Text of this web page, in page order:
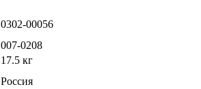
0302-00056
007-0208
17.5 кг
Россия